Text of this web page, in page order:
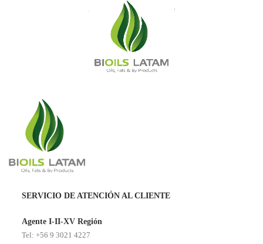
Jardín El Parque
SERVICIO DE ATENCIÓN AL CLIENTE
Agente I-II-XV Región
Tel: +56 9 3021 4227